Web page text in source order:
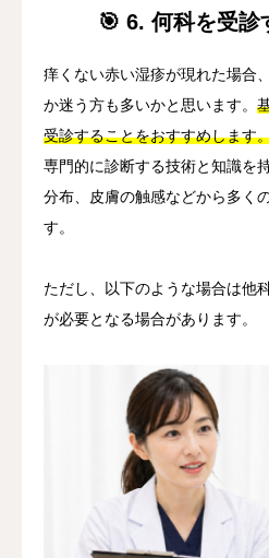
🎯 6. 何科を受診
痒くない赤い湿疹が現れた場合
か迷う方も多いかと思います。
受診することをおすすめします
専門的に診断する技術と知識を
分布、皮膚の触感などから多く
す。
ただし、以下のような場合は他
が必要となる場合があります。